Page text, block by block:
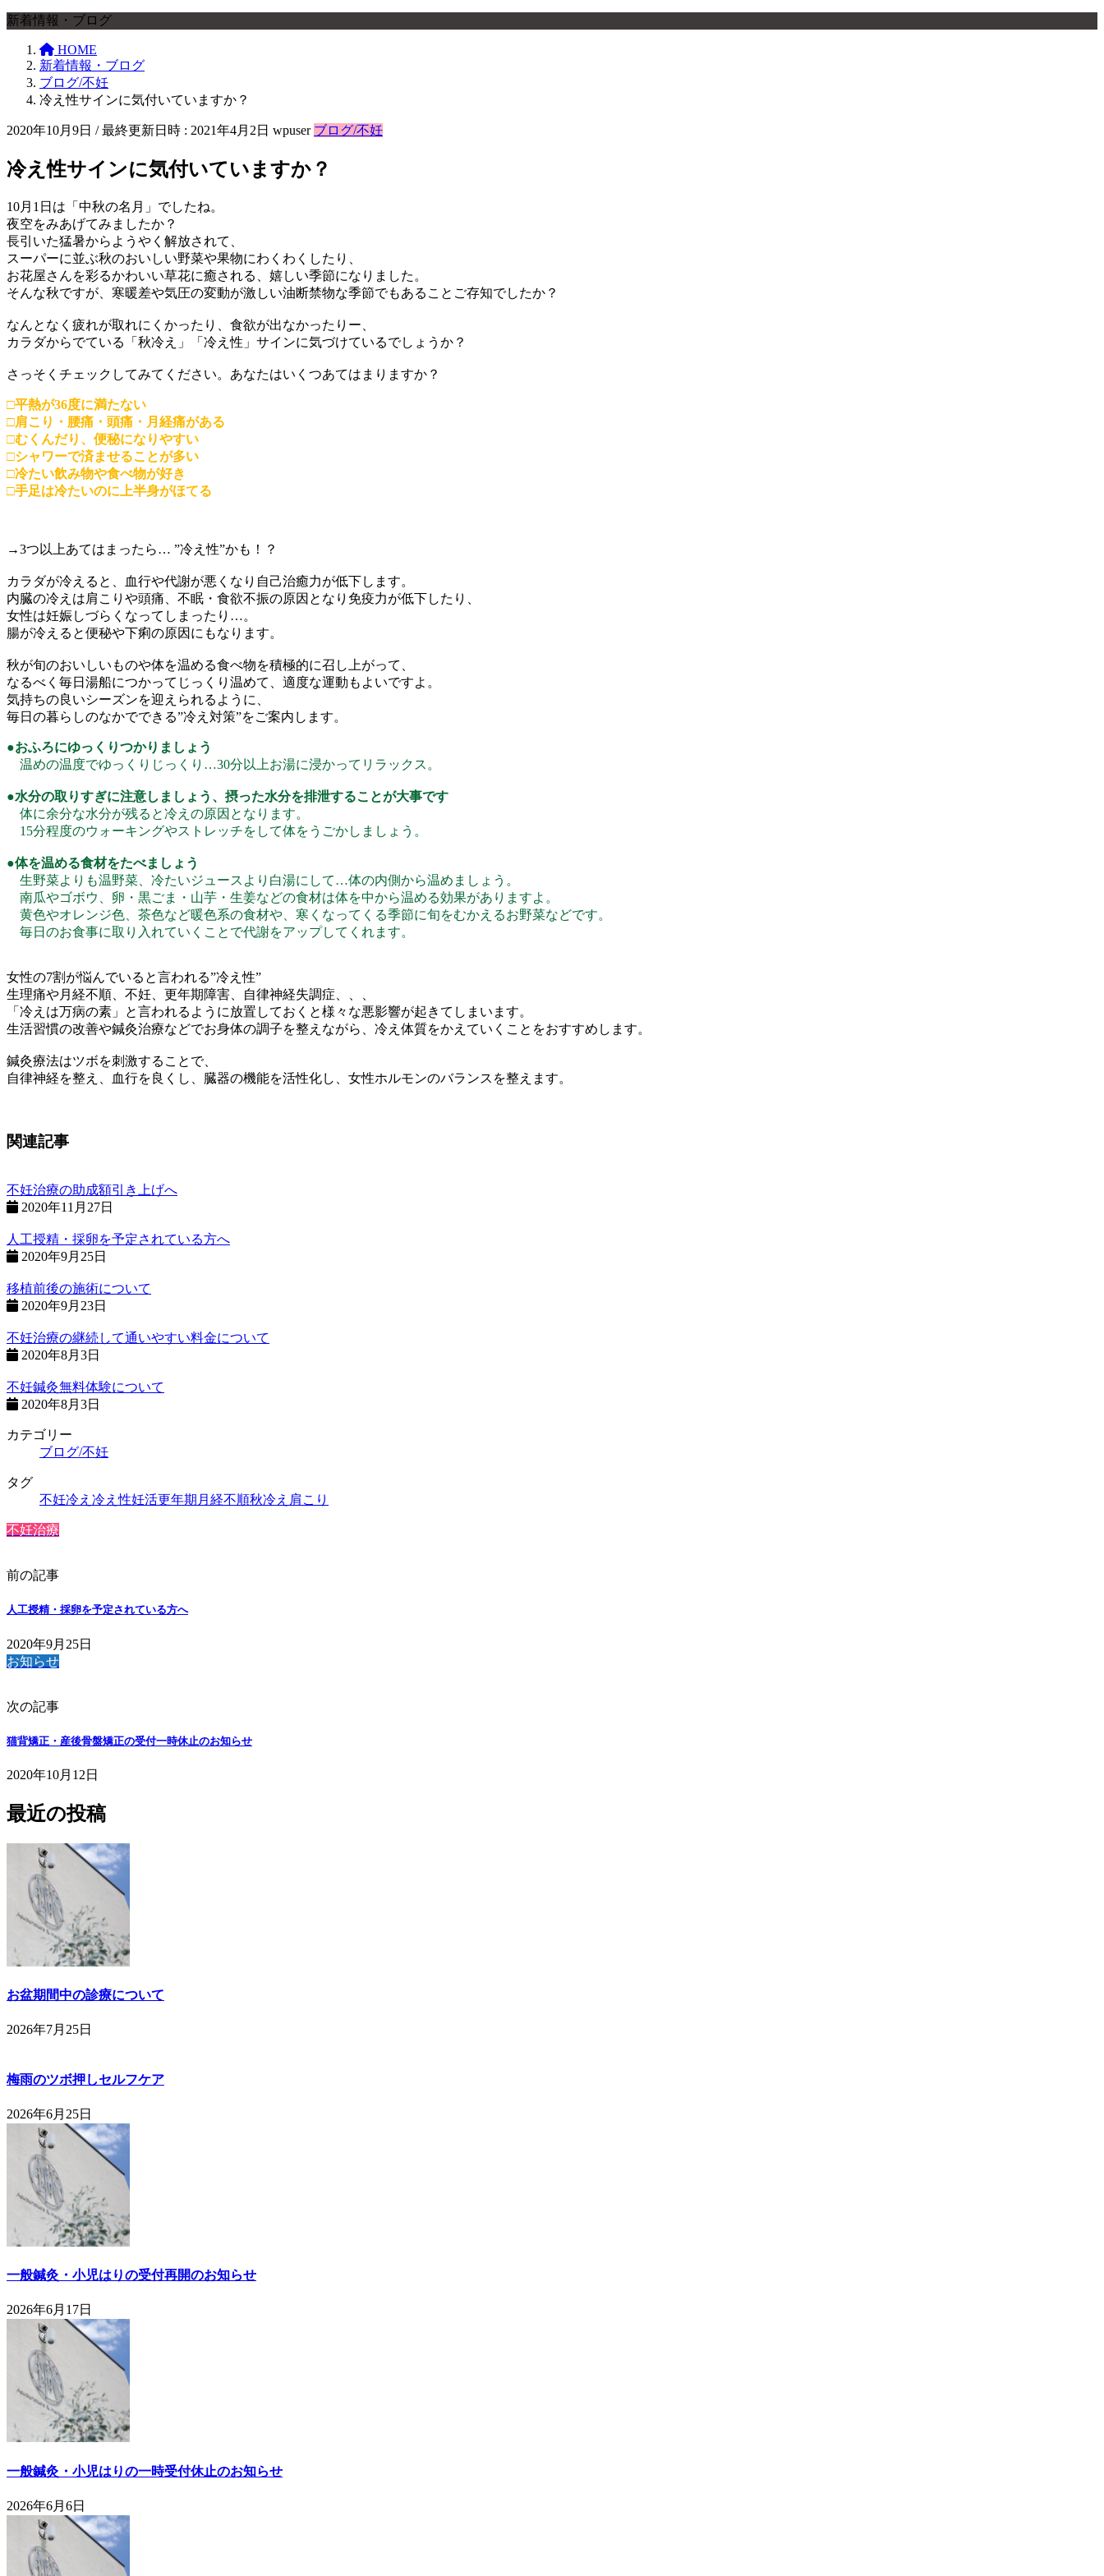
新着情報・ブログ
HOME
新着情報・ブログ
ブログ/不妊
冷え性サインに気付いていますか？
2020年10月9日 / 最終更新日時 : 2021年4月2日 wpuser ブログ/不妊
冷え性サインに気付いていますか？
10月1日は「中秋の名月」でしたね。
夜空をみあげてみましたか？
長引いた猛暑からようやく解放されて、
スーパーに並ぶ秋のおいしい野菜や果物にわくわくしたり、
お花屋さんを彩るかわいい草花に癒される、嬉しい季節になりました。
そんな秋ですが、寒暖差や気圧の変動が激しい油断禁物な季節でもあることご存知でしたか？
なんとなく疲れが取れにくかったり、食欲が出なかったりー、
カラダからでている「秋冷え」「冷え性」サインに気づけているでしょうか？
さっそくチェックしてみてください。あなたはいくつあてはまりますか？
□平熱が36度に満たない
□肩こり・腰痛・頭痛・月経痛がある
□むくんだり、便秘になりやすい
□シャワーで済ませることが多い
□冷たい飲み物や食べ物が好き
□手足は冷たいのに上半身がほてる
→3つ以上あてはまったら… ”冷え性”かも！？
カラダが冷えると、血行や代謝が悪くなり自己治癒力が低下します。
内臓の冷えは肩こりや頭痛、不眠・食欲不振の原因となり免疫力が低下したり、
女性は妊娠しづらくなってしまったり…。
腸が冷えると便秘や下痢の原因にもなります。
秋が旬のおいしいものや体を温める食べ物を積極的に召し上がって、
なるべく毎日湯船につかってじっくり温めて、適度な運動もよいですよ。
気持ちの良いシーズンを迎えられるように、
毎日の暮らしのなかでできる”冷え対策”をご案内します。
●おふろにゆっくりつかりましょう
温めの温度でゆっくりじっくり…30分以上お湯に浸かってリラックス。
●水分の取りすぎに注意しましょう、摂った水分を排泄することが大事です
体に余分な水分が残ると冷えの原因となります。
15分程度のウォーキングやストレッチをして体をうごかしましょう。
●体を温める食材をたべましょう
生野菜よりも温野菜、冷たいジュースより白湯にして…体の内側から温めましょう。
南瓜やゴボウ、卵・黒ごま・山芋・生姜などの食材は体を中から温める効果がありますよ。
黄色やオレンジ色、茶色など暖色系の食材や、寒くなってくる季節に旬をむかえるお野菜などです。
毎日のお食事に取り入れていくことで代謝をアップしてくれます。
女性の7割が悩んでいると言われる”冷え性”
生理痛や月経不順、不妊、更年期障害、自律神経失調症、、、
「冷えは万病の素」と言われるように放置しておくと様々な悪影響が起きてしまいます。
生活習慣の改善や鍼灸治療などでお身体の調子を整えながら、冷え体質をかえていくことをおすすめします。
鍼灸療法はツボを刺激することで、
自律神経を整え、血行を良くし、臓器の機能を活性化し、女性ホルモンのバランスを整えます。
関連記事
不妊治療の助成額引き上げへ
2020年11月27日
人工授精・採卵を予定されている方へ
2020年9月25日
移植前後の施術について
2020年9月23日
不妊治療の継続して通いやすい料金について
2020年8月3日
不妊鍼灸無料体験について
2020年8月3日
カテゴリー
ブログ/不妊
タグ
不妊冷え 冷え性妊活更年期 月経不順秋冷え 肩こり
不妊治療
前の記事
人工授精・採卵を予定されている方へ
2020年9月25日
お知らせ
次の記事
猫背矯正・産後骨盤矯正の受付一時休止のお知らせ
2020年10月12日
最近の投稿
お盆期間中の診療について
2026年7月25日
梅雨のツボ押しセルフケア
2026年6月25日
一般鍼灸・小児はりの受付再開のお知らせ
2026年6月17日
一般鍼灸・小児はりの一時受付休止のお知らせ
2026年6月6日